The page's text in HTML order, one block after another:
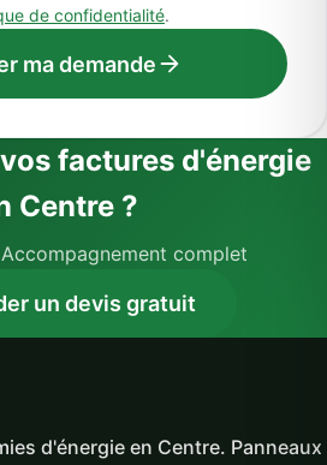
de confidentialité.
ma demande
factures d'énergie
Centre ?
complet
un devis gratuit
d'énergie en Centre. Panneaux